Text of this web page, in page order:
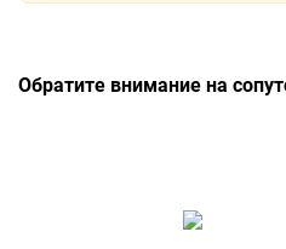
Обратите внимание на